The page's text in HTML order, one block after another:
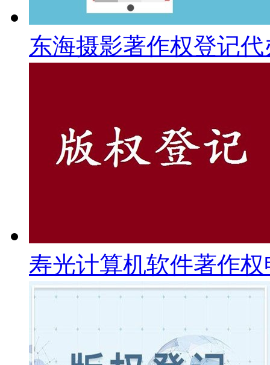
东海摄影著作权登记代
寿光计算机软件著作权